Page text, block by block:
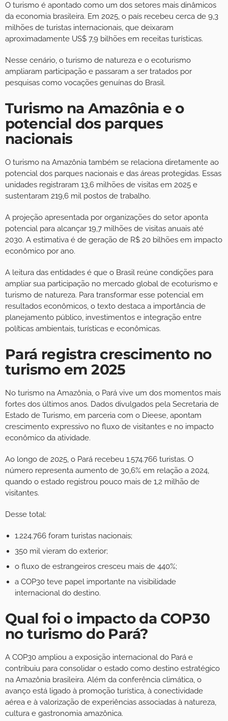
O turismo é apontado como um dos setores mais dinâmicos
da economia brasileira. Em 2025, o país recebeu cerca de 9,3
milhões de turistas internacionais, que deixaram
aproximadamente US$ 7,9 bilhões em receitas turísticas.
Nesse cenário, o turismo de natureza e o ecoturismo
ampliaram participação e passaram a ser tratados por
pesquisas como vocações genuínas do Brasil.
Turismo na Amazônia e o
potencial dos parques
nacionais
O turismo na Amazônia também se relaciona diretamente ao
potencial dos parques nacionais e das áreas protegidas. Essas
unidades registraram 13,6 milhões de visitas em 2025 e
sustentaram 219,6 mil postos de trabalho.
A projeção apresentada por organizações do setor aponta
potencial para alcançar 19,7 milhões de visitas anuais até
2030. A estimativa é de geração de R$ 20 bilhões em impacto
econômico por ano.
A leitura das entidades é que o Brasil reúne condições para
ampliar sua participação no mercado global de ecoturismo e
turismo de natureza. Para transformar esse potencial em
resultados econômicos, o texto destaca a importância de
planejamento público, investimentos e integração entre
políticas ambientais, turísticas e econômicas.
Pará registra crescimento no
turismo em 2025
No turismo na Amazônia, o Pará vive um dos momentos mais
fortes dos últimos anos. Dados divulgados pela Secretaria de
Estado de Turismo, em parceria com o Dieese, apontam
crescimento expressivo no fluxo de visitantes e no impacto
econômico da atividade.
Ao longo de 2025, o Pará recebeu 1.574.766 turistas. O
número representa aumento de 30,6% em relação a 2024,
quando o estado registrou pouco mais de 1,2 milhão de
visitantes.
Desse total:
1.224.766 foram turistas nacionais;
350 mil vieram do exterior;
o fluxo de estrangeiros cresceu mais de 440%;
a COP30 teve papel importante na visibilidade
internacional do destino.
Qual foi o impacto da COP30
no turismo do Pará?
A COP30 ampliou a exposição internacional do Pará e
contribuiu para consolidar o estado como destino estratégico
na Amazônia brasileira. Além da conferência climática, o
avanço está ligado à promoção turística, à conectividade
aérea e à valorização de experiências associadas à natureza,
cultura e gastronomia amazônica.